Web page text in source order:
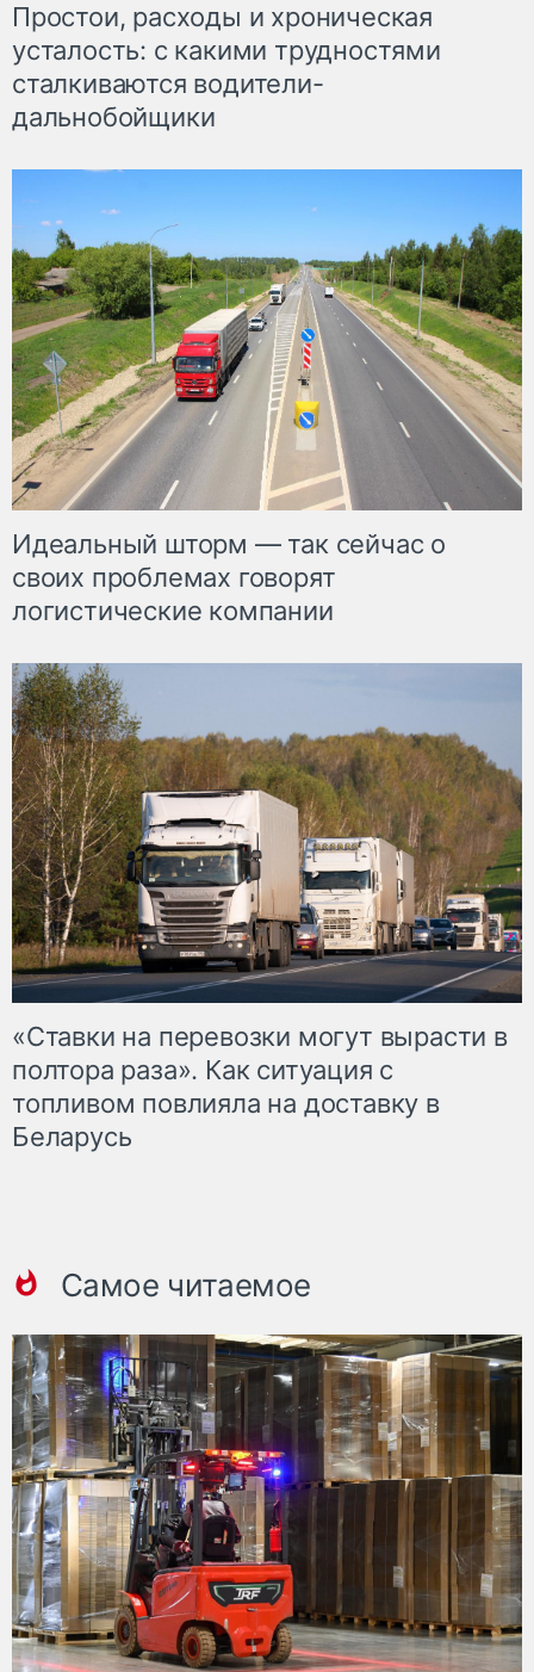
Простои, расходы и хроническая
усталость: с какими трудностями
сталкиваются водители-
дальнобойщики
Идеальный шторм — так сейчас о
своих проблемах говорят
логистические компании
«Ставки на перевозки могут вырасти в
полтора раза». Как ситуация с
топливом повлияла на доставку в
Беларусь
Самое читаемое